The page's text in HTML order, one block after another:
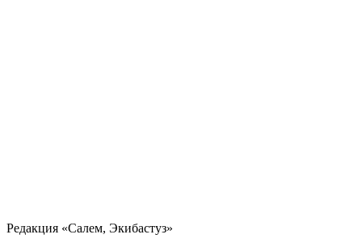
Редакция «Салем, Экибастуз»